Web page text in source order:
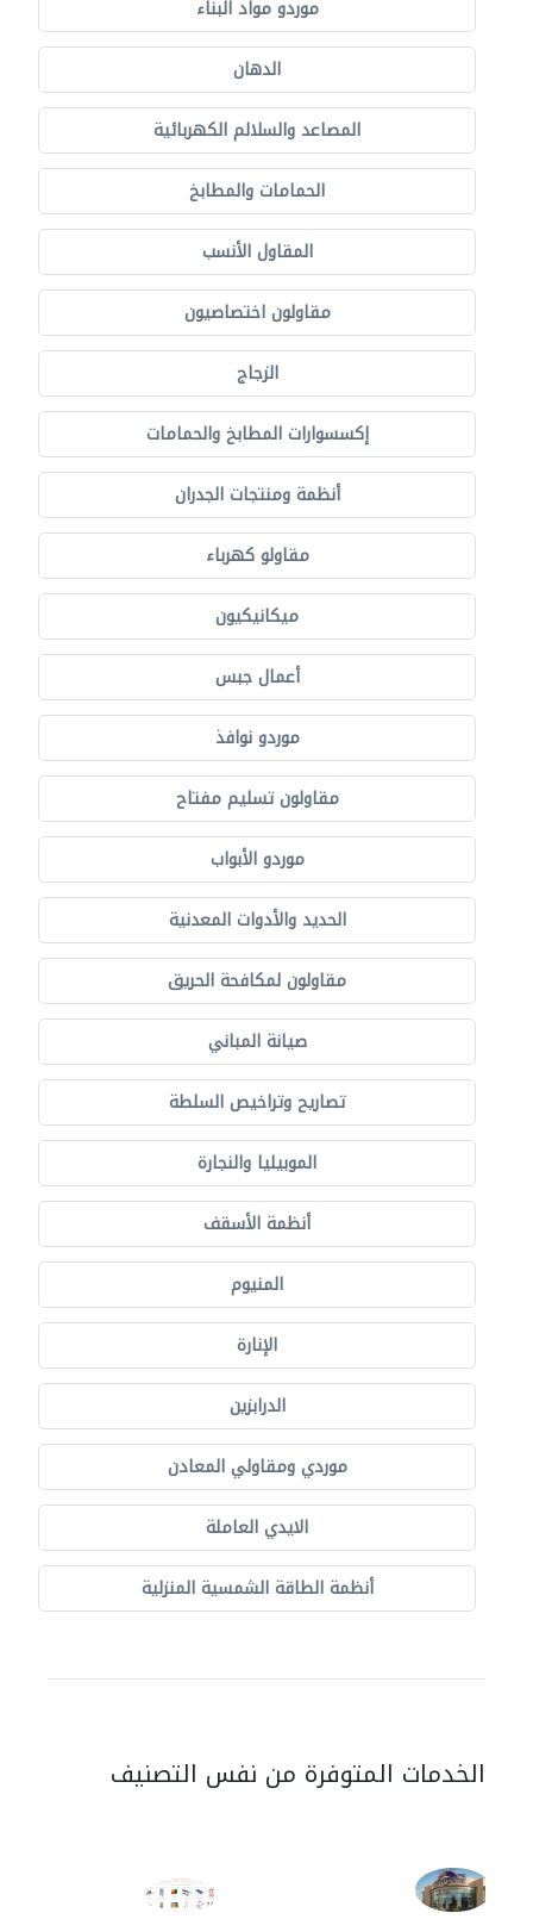
موردو مواد البناء
الدهان
المصاعد والسلالم الكهربائية
الحمامات والمطابخ
المقاول الأنسب
مقاولون اختصاصيون
الزجاج
إكسسوارات المطابخ والحمامات
أنظمة ومنتجات الجدران
مقاولو كهرباء
ميكانيكيون
أعمال جبس
موردو نوافذ
مقاولون تسليم مفتاح
موردو الأبواب
الحديد والأدوات المعدنية
مقاولون لمكافحة الحريق
صيانة المباني
تصاريح وتراخيص السلطة
الموبيليا والنجارة
أنظمة الأسقف
المنيوم
الإنارة
الدرابزين
موردي ومقاولي المعادن
الايدي العاملة
أنظمة الطاقة الشمسية المنزلية
الخدمات المتوفرة من نفس التصنيف